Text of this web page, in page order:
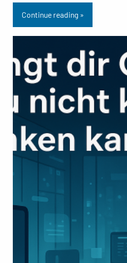
Continue reading »